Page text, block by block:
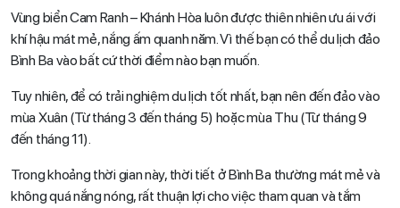
Vùng biển Cam Ranh – Khánh Hòa luôn được thiên nhiên ưu ái với
khí hậu mát mẻ, nắng ấm quanh năm. Vì thế bạn có thể du lịch đảo
Bình Ba vào bất cứ thời điểm nào bạn muốn.
Tuy nhiên, để có trải nghiệm du lịch tốt nhất, bạn nên đến đảo vào
mùa Xuân (Từ tháng 3 đến tháng 5) hoặc mùa Thu (Từ tháng 9
đến tháng 11).
Trong khoảng thời gian này, thời tiết ở Bình Ba thường mát mẻ và
không quá nắng nóng, rất thuận lợi cho việc tham quan và tắm